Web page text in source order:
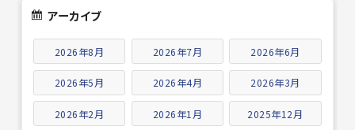
アーカイブ
2026年8月 2026年7月 2026年6月
2026年5月 2026年4月 2026年3月
2026年2月 2026年1月 2025年12月